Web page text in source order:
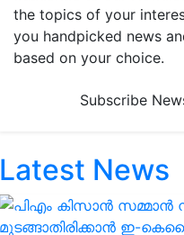
the topics of your
you handpicked news
based on your choice.
Subscribe
Latest News